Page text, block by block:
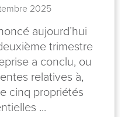
2025
aujourd’hui
trimestre
a conclu, ou
relatives à,
cinq propriétés
...